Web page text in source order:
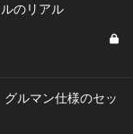
のリアル
ルマン仕様のセッ